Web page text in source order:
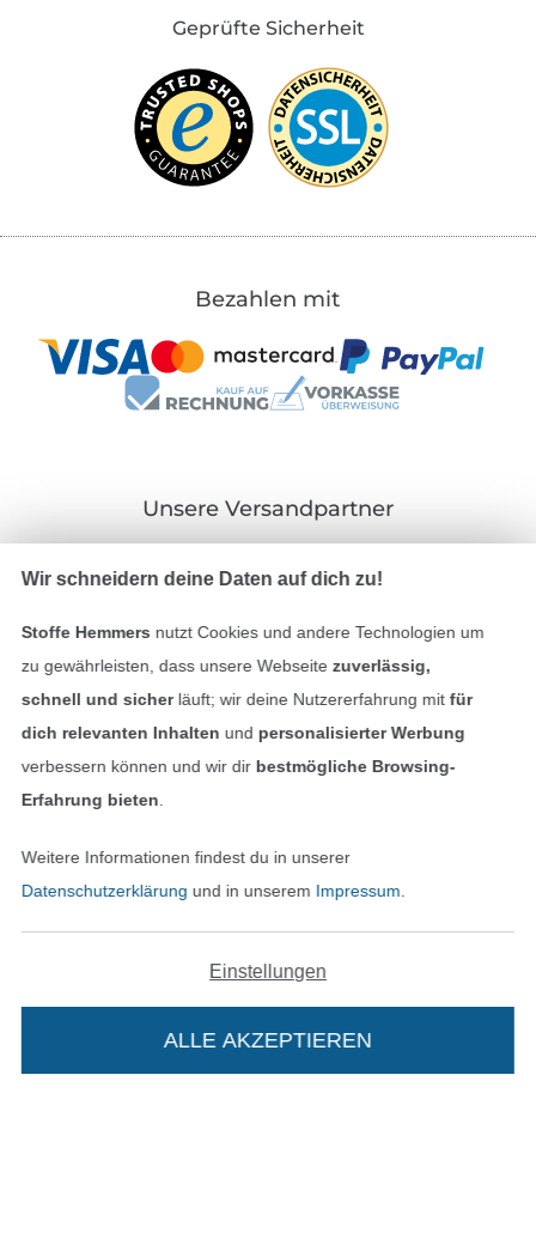
Geprüfte Sicherheit
Bezahlen mit
Unsere Versandpartner
Impressum
AGB
Widerrufsrecht
In den deutschen Shop wechseln (aktuell
Wir schneidern deine Daten auf dich zu!
Stoffe Hemmers nutzt Cookies und andere Technologien um
zu gewährleisten, dass unsere Webseite zuverlässig,
schnell und sicherläuft; wir deine Nutzererfahrung mitfür
dich relevanten Inhalten und personalisierter Werbung
verbessern können und wir dir bestmögliche Browsing-
Erfahrung bieten
Weitere Informationen findest du in unserer
Datenschutzerklärung und in unserem Impressum
Einstellungen
ALLE AKZEPTIEREN